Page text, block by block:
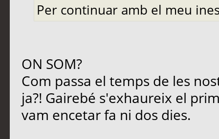
Per continuar amb el meu
ON SOM?
Com passa el temps de les
ja?! Gairebé s'exhaureix el
vam encetar fa ni dos dies.